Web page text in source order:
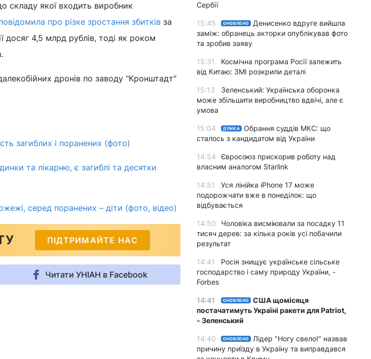
складу якої входить виробник
про різке зростання збитків за
досяг 4,5 млрд рублів, тоді як роком
дронів по заводу "Кронштадт"
загиблих і поранених (фото)
та лікарню, є загиблі та десятки
серед поранених – діти (фото, відео)
ПІДТРИМАЙТЕ НАС
Читати УНІАН в Facebook
Сербії
15:45 ОНОВЛЕНО
Денисенко вдруге вийшла
заміж: обранець акторки опублікував фото
та зробив заяву
15:31
Космічна програма Росії залежить
від Китаю: ЗМІ розкрили деталі
15:13
Зеленський: Українська оборонка
може збільшити виробництво вдвічі, але є
умова
15:04 ДУМКА
Обрання суддів МКС: що
сталось з кандидатом від України
14:54
Євросоюз прискорив роботу над
власним аналогом Starlink
14:51
Уся лінійка iPhone 17 може
подорожчати вже в понеділок: що
відбувається
14:50
Чоловіка висміювали за посадку 11
тисяч дерев: за кілька років усі побачили
результат
14:41
Росія знищує українське сільське
господарство і саму природу України, -
Forbes
14:41 ОНОВЛЕНО
США щомісяця
постачатимуть Україні ракети для Patriot,
- Зеленський
14:40 ОНОВЛЕНО
Лідер "Ногу свело!" назвав
причину приїзду в Україну та виправдався